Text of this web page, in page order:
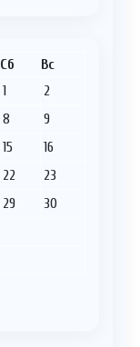
Сб Вс
1
2
8
9
15
16
22
23
29
30